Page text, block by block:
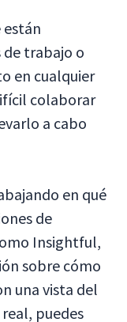
están
trabajo o
en cualquier
colaborar
a cabo
en qué
de
Insightful,
sobre cómo
una vista del
puedes